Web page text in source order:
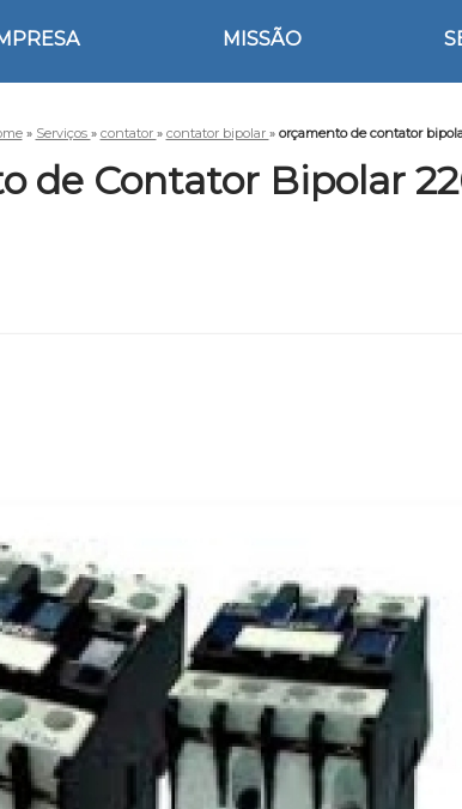
MISSÃO
» Serviços » contator » contator bipolar » orçamento de contator
de Contator Bipolar